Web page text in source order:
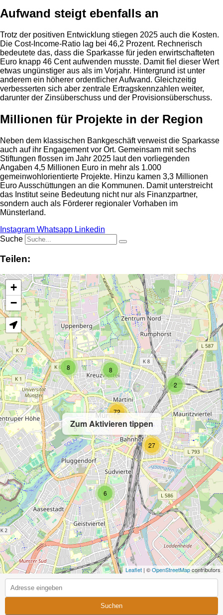
Aufwand steigt ebenfalls an
Trotz der positiven Entwicklung stiegen 2025 auch die Kosten.
Die Cost-Income-Ratio lag bei 46,2 Prozent. Rechnerisch
bedeutete das, dass die Sparkasse für jeden erwirtschafteten
Euro knapp 46 Cent aufwenden musste. Damit fiel dieser Wert
etwas ungünstiger aus als im Vorjahr. Hintergrund ist unter
anderem ein höherer ordentlicher Aufwand. Gleichzeitig
verbesserten sich aber zentrale Ertragskennzahlen weiter,
darunter der Zinsüberschuss und der Provisionsüberschuss.
Millionen für Projekte in der Region
Neben dem klassischen Bankgeschäft verweist die Sparkasse
auch auf ihr Engagement vor Ort. Gemeinsam mit sechs
Stiftungen flossen im Jahr 2025 laut den vorliegenden
Angaben 4,5 Millionen Euro in mehr als 1.000
gemeinwohlorientierte Projekte. Hinzu kamen 3,3 Millionen
Euro Ausschüttungen an die Kommunen. Damit unterstreicht
das Institut seine Bedeutung nicht nur als Finanzpartner,
sondern auch als Förderer regionaler Vorhaben im
Münsterland.
Instagram Whatsapp Linkedin
Suche
Teilen:
Zum Aktivieren tippen
2
8
6
8
27
5
72
+
−
Leaflet | ©OpenStreetMapcontributors
Suchen